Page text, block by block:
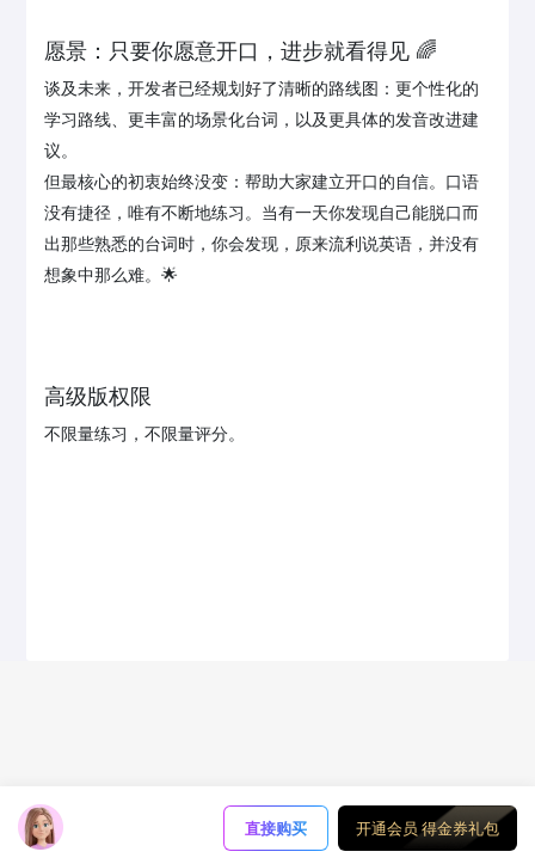
愿景：只要你愿意开口，进步就看得见 🌈
谈及未来，开发者已经规划好了清晰的路线图：更个性化的
学习路线、更丰富的场景化台词，以及更具体的发音改进建
议。
但最核心的初衷始终没变：帮助大家建立开口的自信。口语
没有捷径，唯有不断地练习。当有一天你发现自己能脱口而
出那些熟悉的台词时，你会发现，原来流利说英语，并没有
想象中那么难。🌟
高级版权限
不限量练习，不限量评分。
直接购买 开通会员 得金券礼包